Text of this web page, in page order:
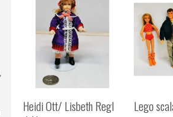
Heidi Ott/ Lisbeth Regl
Lego